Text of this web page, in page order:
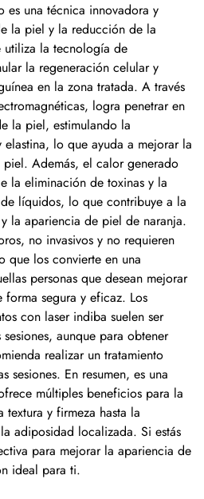
es una técnica innovadora y
la piel y la reducción de la
utiliza la tecnología de
la regeneración celular y
en la zona tratada. A través
logra penetrar en
la piel, estimulando la
lo que ayuda a mejorar la
Además, el calor generado
la eliminación de toxinas y la
líquidos, lo que contribuye a la
la apariencia de piel de naranja.
no invasivos y no requieren
que los convierte en una
personas que desean mejorar
segura y eficaz. Los
con laser indiba suelen ser
aunque para obtener
realizar un tratamiento
sesiones. En resumen, es una
múltiples beneficios para la
y firmeza hasta la
adiposidad localizada. Si estás
para mejorar la apariencia de
ideal para ti.